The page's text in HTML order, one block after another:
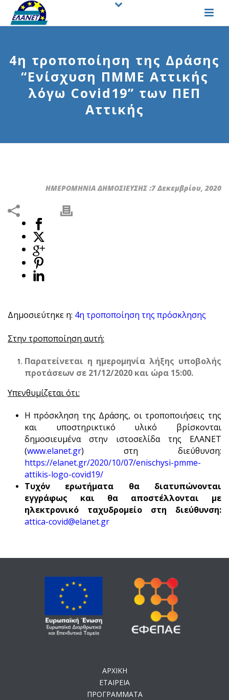
4η τροποποίηση της Δράσης
“Ενίσχυση ΠΜΜΕ Αττικής
λόγω Covid19” των ΠΕΠ
Αττικής
ΗΜΕΡΟΜΗΝΙΑ ΔΗΜΟΣΙΕΥΣΗΣ :7 Δεκεμβρίου, 2020
Δημοσιεύτηκε η: 4η τροποποίηση της πρόσκλησης
Στην τροποποίηση αυτή:
Παρατείνεται η ημερομηνία λήξης υποβολής
προτάσεων σε 21/12/2020 και ώρα 15:00.
Υπενθυμίζεται ότι:
Η πρόσκληση της Δράσης, οι τροποποιήσεις της
και υποστηρικτικό υλικό βρίσκονται
δημοσιευμένα στην ιστοσελίδα της ΕΛΑΝΕΤ
(www.elanet.gr) στη διεύθυνση:
https://elanet.gr/2020/10/07/enischysi-pmme-
attikis-logo-covid19/
Τυχόν ερωτήματα θα διατυπώνονται
εγγράφως και θα αποστέλλονται με
ηλεκτρονικό ταχυδρομείο στη διεύθυνση:
attica-covid@elanet.gr
ΑΡΧΙΚΗ
ΕΤΑΙΡΕΙΑ
ΠΡΟΓΡΑΜΜΑΤΑ